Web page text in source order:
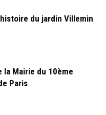
du jardin Villemin
Mairie du 10ème
Paris